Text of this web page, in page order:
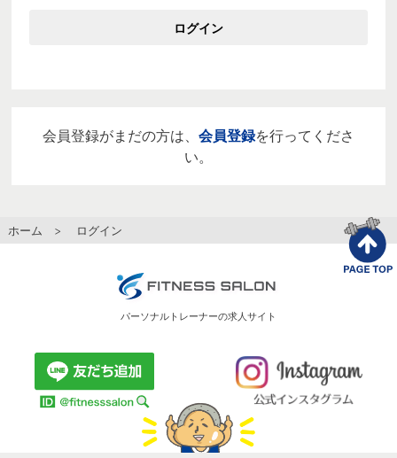
ログイン
会員登録がまだの方は、 会員登録を行ってくださ
い。
ホーム > ログイン
パーソナルトレーナーの求人サイト